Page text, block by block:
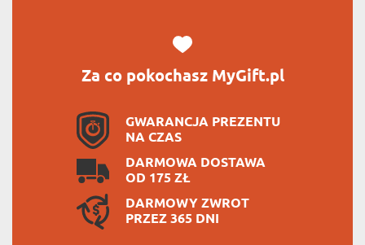
Za co pokochasz MyGift.pl
GWARANCJA PREZENTU
NA CZAS
DARMOWA DOSTAWA
OD 175 ZŁ
DARMOWY ZWROT
PRZEZ 365 DNI